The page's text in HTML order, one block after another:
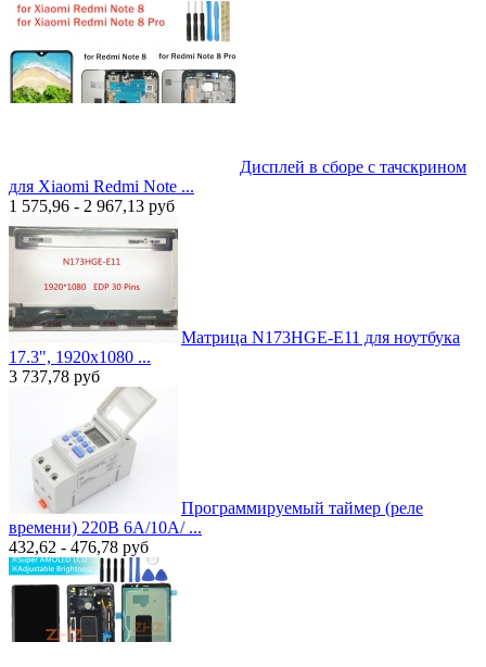
Дисплей в сборе с тачскрином
для Xiaomi Redmi Note ...
1 575,96 - 2 967,13 руб
Матрица N173HGE-E11 для ноутбука
17.3", 1920x1080 ...
3 737,78 руб
Программируемый таймер (реле
времени) 220В 6A/10A/ ...
432,62 - 476,78 руб